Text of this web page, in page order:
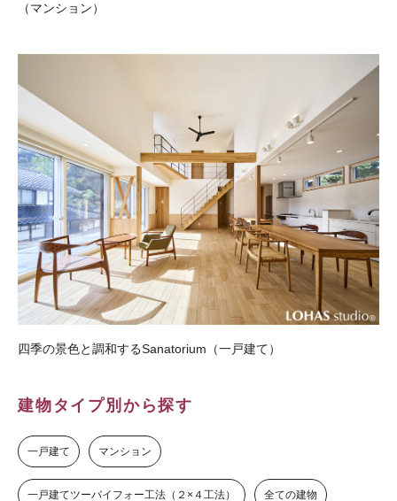
（マンション）
四季の景色と調和するSanatorium（一戸建て）
建物タイプ別から探す
一戸建て マンション
一戸建てツーバイフォー工法（２×４工法） 全ての建物